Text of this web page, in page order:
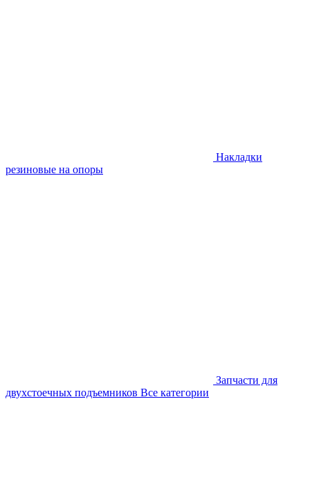
Накладки
резиновые на опоры
Запчасти для
двухстоечных подъемников Все категории